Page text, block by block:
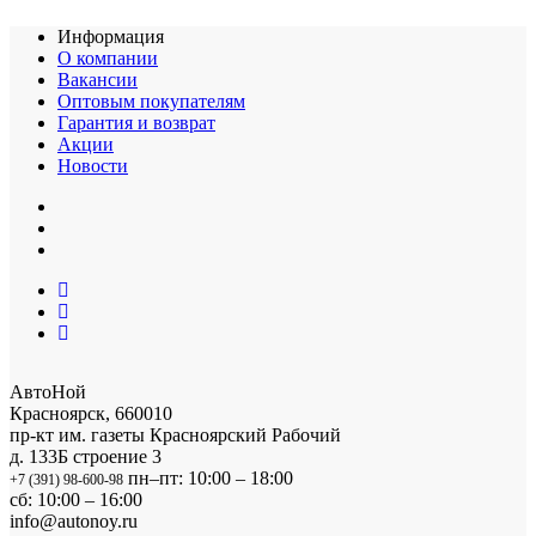
Информация
О компании
Вакансии
Оптовым покупателям
Гарантия и возврат
Акции
Новости
АвтоНой
Красноярск, 660010
пр-кт им. газеты Красноярский Рабочий
д. 133Б строение 3
+7 (391) 98-600-98 пн–пт: 10:00 – 18:00
сб: 10:00 – 16:00
info@autonoy.ru